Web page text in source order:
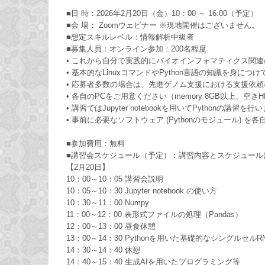
■日 時：2026年2月20日（金）10：00 ～ 16:00（予定）
■会 場： Zoomウェビナー ※現地開催はございません。
■想定スキルレベル：情報解析中級者
■募集人員：オンライン参加：200名程度
• これから自分で実践的にバイオインフォマティクス関
• 基本的なLinuxコマンドやPython言語の知識を身につけ
• 応募者多数の場合は、先進ゲノム支援における支援依
• 各自のPCをご用意ください（memory 8GB以上、空き
• 講習ではJupyter notebookを用いてPythonの講習を行い
• 事前に必要なソフトウェア (Pythonのモジュール) を
■参加費用：無料
■講習会スケジュール（予定）：講習内容とスケジュー
【2月20日】
10：00～10：05 講習会説明
10：05～10：30 Jupyter notebook の使い方
10：30～11：00 Numpy
11：00～12：00 表形式ファイルの処理（Pandas）
12：00～13：00 昼食休憩
13：00～14：30 Pythonを用いた基礎的なシングルセル
14：30～14：40 休憩
14：40～15：40 生成AIを用いたプログラミング等